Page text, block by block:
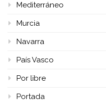
Mediterráneo
Murcia
Navarra
País Vasco
Por libre
Portada